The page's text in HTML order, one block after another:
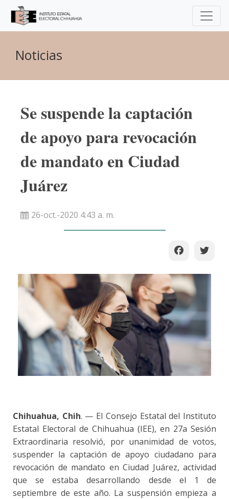
Noticias
Se suspende la captación
de apoyo para revocación
de mandato en Ciudad
Juárez
26-oct.-2020 4:43 a. m.
Chihuahua, Chih. — El Consejo Estatal del Instituto
Estatal Electoral de Chihuahua (IEE), en 27a Sesión
Extraordinaria resolvió, por unanimidad de votos,
suspender la captación de apoyo ciudadano para
revocación de mandato en Ciudad Juárez, actividad
que se estaba desarrollando desde el 1 de
septiembre de este año. La suspensión empieza a